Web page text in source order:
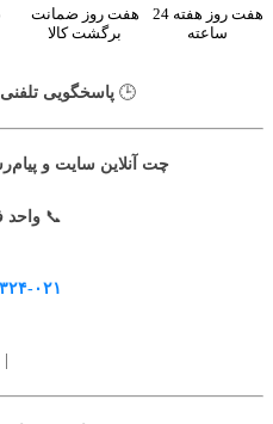
هفت روز هفته 24
ساعته
هفت روز ضمانت
برگشت کالا
🕒 پاسخگویی
چت آنلاین سایت و
📞
|